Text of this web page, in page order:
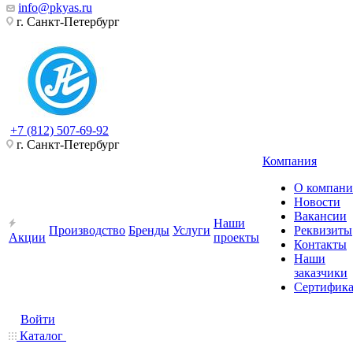
info@pkyas.ru
г. Санкт-Петербург
+7 (812) 507-69-92
г. Санкт-Петербург
Акции
Производство Бренды Услуги
Наши
проекты
Компания
О
Новости
Вакансии
Реквизиты
Контакты
Наши
заказчики
Войти
Каталог